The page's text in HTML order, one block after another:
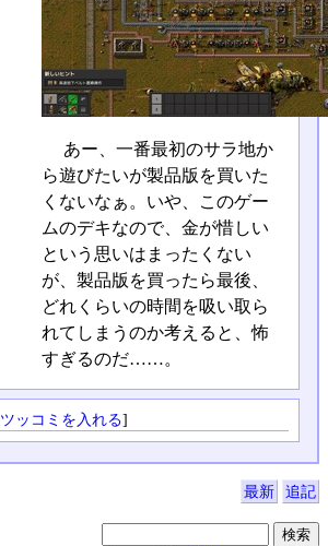
あー、一番最初のサラ地か
ら遊びたいが製品版を買いた
くないなぁ。いや、このゲー
ムのデキなので、金が惜しい
という思いはまったくない
が、製品版を買ったら最後、
どれくらいの時間を吸い取ら
れてしまうのか考えると、怖
すぎるのだ……。
ツッコミを入れる]
最新 追記